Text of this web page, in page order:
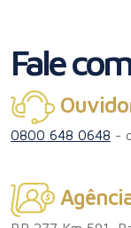
Fale
0800 648 0648 -